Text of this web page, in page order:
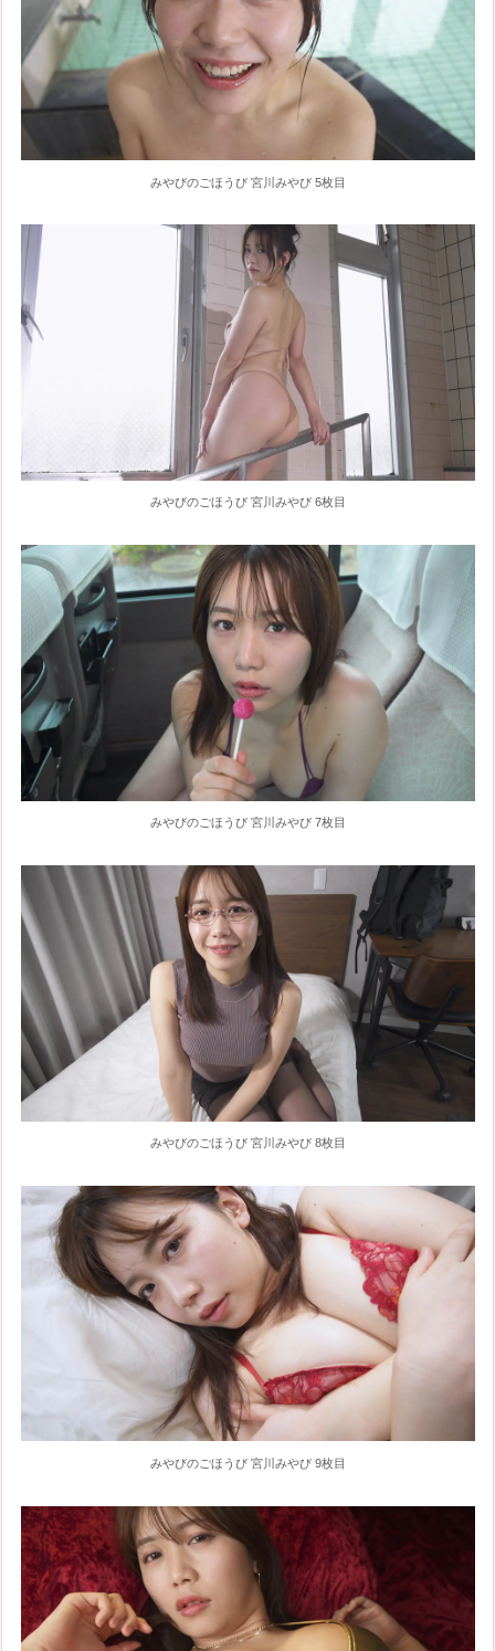
みやびのごほうび 宮川みやび 5枚目
みやびのごほうび 宮川みやび 6枚目
みやびのごほうび 宮川みやび 7枚目
みやびのごほうび 宮川みやび 8枚目
みやびのごほうび 宮川みやび 9枚目